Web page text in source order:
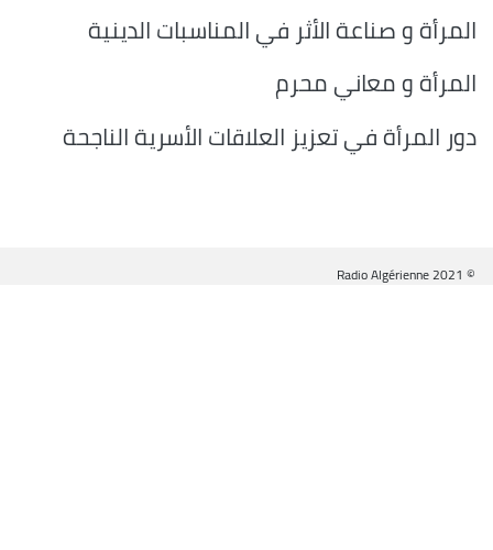
المرأة و صناعة الأثر في المناسبات الدينية
المرأة و معاني محرم
دور المرأة في تعزيز العلاقات الأسرية الناجحة
© Radio Algérienne 2021